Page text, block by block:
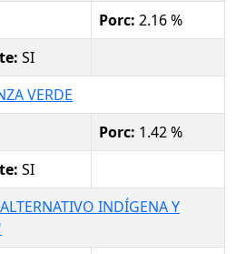
Porc: 2.16 %
SI
VERDE
Porc: 1.42 %
SI
INDÍGENA Y